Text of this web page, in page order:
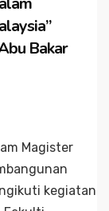
Bakar
Magister
kegiatan